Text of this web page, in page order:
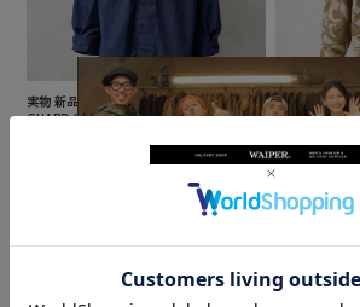
実物 新品 デッドストック 米軍 U.S. COAST
GUARD ODU オペレーション ジャケット /
実物 新品 デッ
ICAL